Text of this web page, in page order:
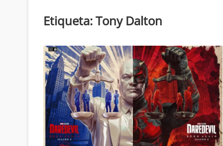
Etiqueta:Tony Dalton